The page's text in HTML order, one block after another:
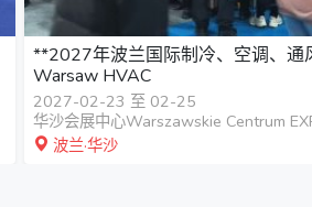
**2027年波兰国际制冷、空调、通
Warsaw HVAC
2027-02-23 至 02-25
华沙会展中心Warszawskie Centrum
波兰·华沙